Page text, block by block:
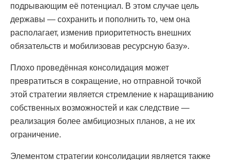
подрывающим её потенциал. В этом случае цель
державы — сохранить и пополнить то, чем она
располагает, изменив приоритетность внешних
обязательств и мобилизовав ресурсную базу».
Плохо проведённая консолидация может
превратиться в сокращение, но отправной точкой
этой стратегии является стремление к наращиванию
собственных возможностей и как следствие —
реализация более амбициозных планов, а не их
ограничение.
Элементом стратегии консолидации является также